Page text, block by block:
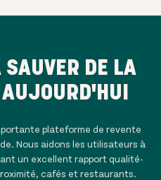
SAUVER DE LA
plateforme de revente
Nous aidons les utilisateurs à
un excellent rapport qualité-
cafés et restaurants.